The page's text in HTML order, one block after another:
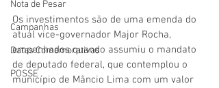
Nota de Pesar
Campanhas
Datas Comemorativas
POSSE
Os investimentos são de uma emenda do
atual vice-governador Major Rocha,
empenhados quando assumiu o mandato
de deputado federal, que contemplou o
município de Mâncio Lima com um valor